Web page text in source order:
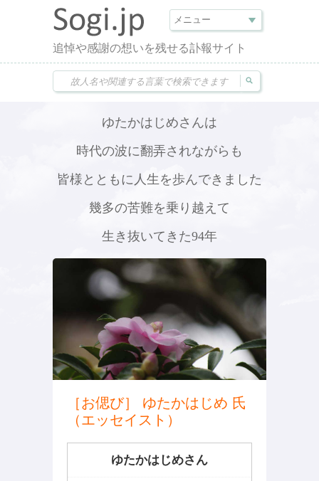
追悼や感謝の想いを残せる訃報サイト
ゆたかはじめさんは
時代の波に翻弄されながらも
皆様とともに人生を歩んできました
幾多の苦難を乗り越えて
生き抜いてきた94年
［お偲び］ ゆたかはじめ 氏
（エッセイスト）
ゆたかはじめさん